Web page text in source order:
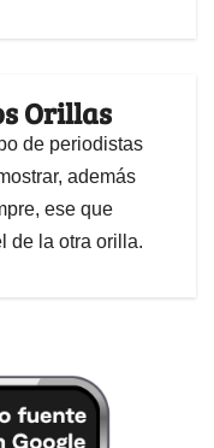
Orillas
de periodistas
además
ese que
de la otra orilla.